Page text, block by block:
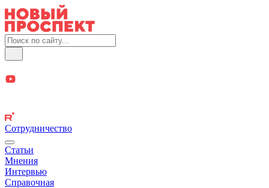
Сотрудничество
Статьи
Мнения
Интервью
Справочная